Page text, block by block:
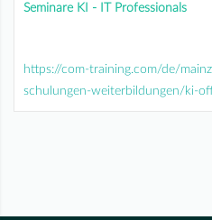
Seminare KI - IT Professionals
https://com-training.com/de/
schulungen-weiterbildungen/ki-